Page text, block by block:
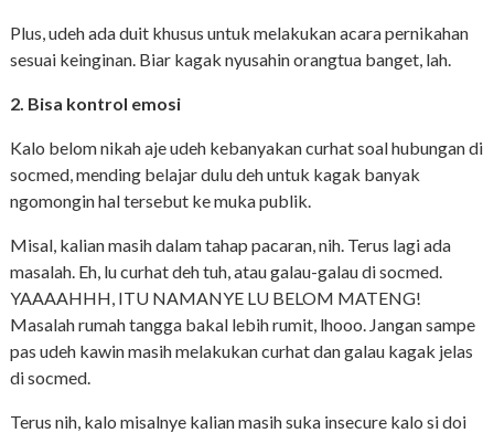
Plus, udeh ada duit khusus untuk melakukan acara pernikahan
sesuai keinginan. Biar kagak nyusahin orangtua banget, lah.
2. Bisa kontrol emosi
Kalo belom nikah aje udeh kebanyakan curhat soal hubungan di
socmed, mending belajar dulu deh untuk kagak banyak
ngomongin hal tersebut ke muka publik.
Misal, kalian masih dalam tahap pacaran, nih. Terus lagi ada
masalah. Eh, lu curhat deh tuh, atau galau-galau di socmed.
YAAAAHHH, ITU NAMANYE LU BELOM MATENG!
Masalah rumah tangga bakal lebih rumit, lhooo. Jangan sampe
pas udeh kawin masih melakukan curhat dan galau kagak jelas
di socmed.
Terus nih, kalo misalnye kalian masih suka insecure kalo si doi